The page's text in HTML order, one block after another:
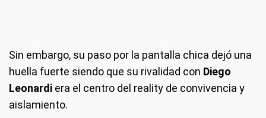
Sin embargo, su paso por la pantalla chica dejó una
huella fuerte siendo que su rivalidad con Diego
Leonardi era el centro del reality de convivencia y
aislamiento.